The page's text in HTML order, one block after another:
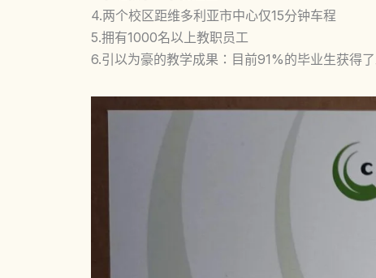
4.两个校区距维多利亚市中心仅15分钟车程
5.拥有1000名以上教职员工
6.引以为豪的教学成果：目前91%的毕业生获得